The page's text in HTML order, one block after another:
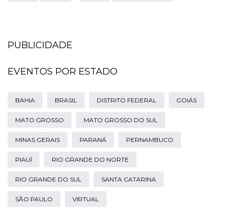
PUBLICIDADE
EVENTOS POR ESTADO
BAHIA BRASIL DISTRITO FEDERAL GOIÁS
MATO GROSSO MATO GROSSO DO SUL
MINAS GERAIS PARANÁ PERNAMBUCO
PIAUÍ RIO GRANDE DO NORTE
RIO GRANDE DO SUL SANTA CATARINA
SÃO PAULO VIRTUAL